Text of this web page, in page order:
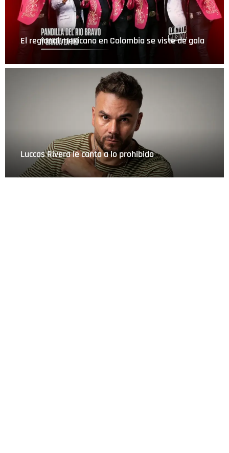
El regional mexicano en Colombia se viste de gala
Luccas Rivera le canta a lo prohibido